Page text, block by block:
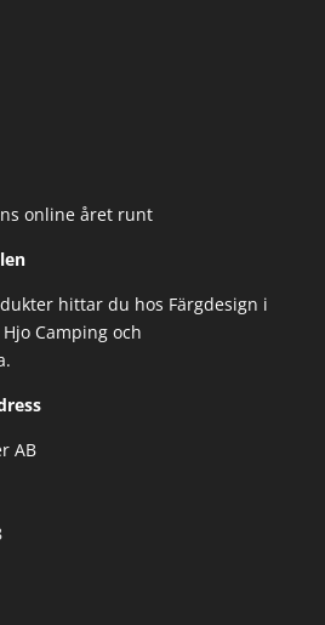
online året runt
hittar du hos Färgdesign i
Camping och
AB